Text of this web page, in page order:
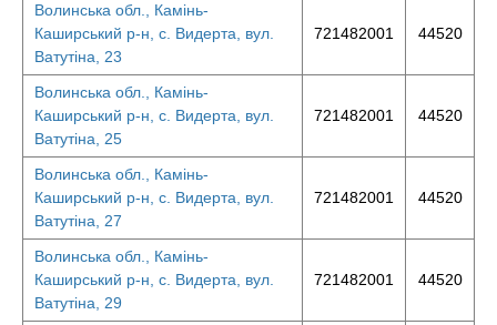
Волинська обл., Камінь-
Каширський р-н, с. Видерта, вул.
Ватутіна, 23
721482001 44520
Волинська обл., Камінь-
Каширський р-н, с. Видерта, вул.
Ватутіна, 25
721482001 44520
Волинська обл., Камінь-
Каширський р-н, с. Видерта, вул.
Ватутіна, 27
721482001 44520
Волинська обл., Камінь-
Каширський р-н, с. Видерта, вул.
Ватутіна, 29
721482001 44520